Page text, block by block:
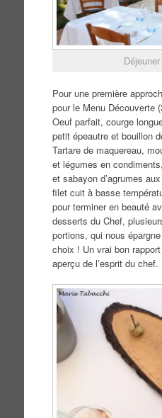
Pour une première
pour le Menu Découverte
Oeuf parfait, courge
petit épeautre et bouillon
Tartare de maquereau,
et légumes en
et sabayon d’agrumes
filet cuit à basse
pour terminer en beauté
desserts du Chef,
portions, qui nous
choix ! Un vrai bon
aperçu de l’esprit du chef.